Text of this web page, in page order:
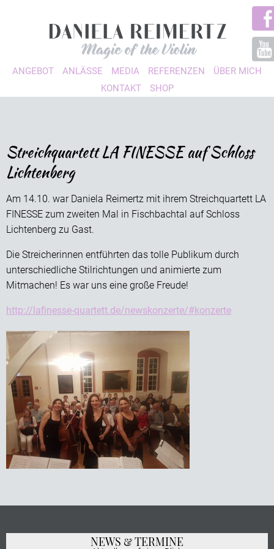
ANGEBOT ANLÄSSE MEDIA REFERENZEN
ÜBER MICH
KONTAKT
SHOP
Streichquartett LA FINESSE auf Schloss
Lichtenberg
Am 14.10. war Daniela Reimertz mit ihrem Streichquartett LA
FINESSE zum zweiten Mal in Fischbachtal auf Schloss
Lichtenberg zu Gast.
Die Streicherinnen entführten das tolle Publikum durch
unterschiedliche Stilrichtungen und animierte zum
Mitmachen! Es war uns eine große Freude!
http://lafinesse-quartett.de/newskonzerte/#konzerte
NEWS & TERMINE